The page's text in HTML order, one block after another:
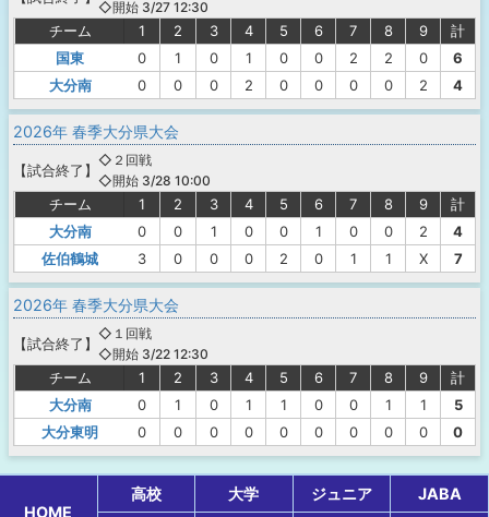
◇開始 3/27 12:30
チーム 1 2 3 4 5 6 7 8 9
計
国東
0 1 0 1 0 0 2 2 0
6
大分南
0 0 0 2 0 0 0 0 2 4
2026年 春季大分県大会
【試合終了 】
◇２回戦
◇開始 3/28 10:00
チーム 1 2 3 4 5 6 7 8 9
計
大分南
0 0 1 0 0 1 0 0 2
4
佐伯鶴城
3 0 0 0 2 0 1 1 X 7
2026年 春季大分県大会
【試合終了 】
◇１回戦
◇開始 3/22 12:30
チーム 1 2 3 4 5 6 7 8 9
計
大分南
0 1 0 1 1 0 0 1 1
5
大分東明
0 0 0 0 0 0 0 0 0 0
HOME
高校 大学 ジュニア JABA